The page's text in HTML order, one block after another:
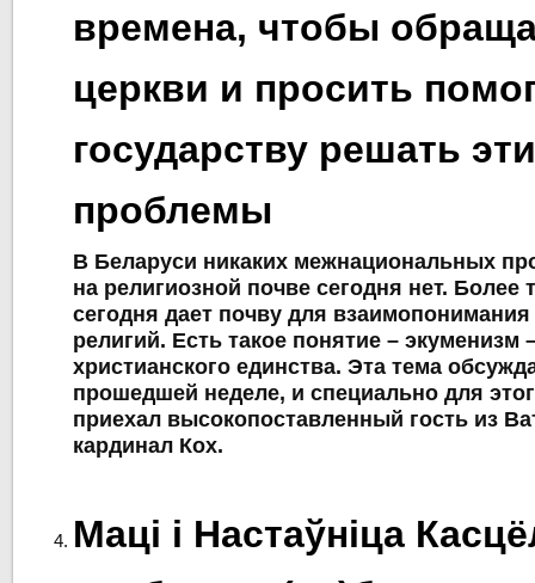
времена, чтобы
церкви и просить
государству решать
проблемы
В Беларуси никаких межнациональных
на религиозной почве сегодня нет. Более
сегодня дает почву для
религий. Есть такое понятие – экуменизм
христианского единства. Эта тема
прошедшей неделе, и специально для
приехал высокопоставленный гость из
кардинал Кох.
Маці і Настаўніца